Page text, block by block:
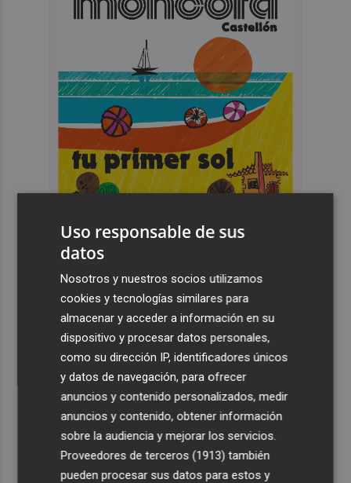
Últimas Noticias
España restablece los controles fronterizos a los
viajeros procedentes de Italia
El homenaje a Ferran Torres en Foios, en imágenes
Ferran Torres, recibido con un baño de masas en su
pueblo: "Allá donde voy siempre digo que soy de Foios"
Uso responsable de sus
datos
Nosotros y nuestros socios utilizamos
cookies y tecnologías similares para
almacenar y acceder a información en su
dispositivo y procesar datos personales,
como su dirección IP, identificadores únicos
y datos de navegación, para ofrecer
anuncios y contenido personalizados, medir
anuncios y contenido, obtener información
sobre la audiencia y mejorar los servicios.
Proveedores de terceros (1913) también
pueden procesar sus datos para estos y